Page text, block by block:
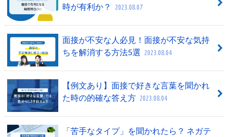
時が有利か？
2023.08.07
面接が不安な人必見！面接が不安な気持
ちを解消する方法5選 2023.08.04
【例文あり】面接で好きな言葉を聞かれ
た時の的確な答え方 2023.08.04
「苦手なタイプ」を聞かれたら？ ネガテ